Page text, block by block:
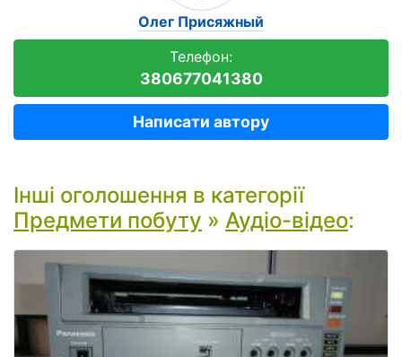
Олег Присяжный
Телефон:
380677041380
Написати автору
Інші оголошення в категорії
Предмети побуту » Аудіо-відео: